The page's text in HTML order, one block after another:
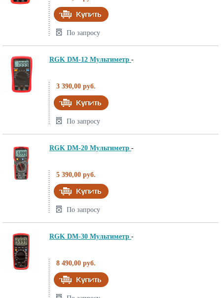
По запросу
RGK DM-12 Мультиметр -
3 390,00 руб.
По запросу
RGK DM-20 Мультиметр -
5 390,00 руб.
По запросу
RGK DM-30 Мультиметр -
8 490,00 руб.